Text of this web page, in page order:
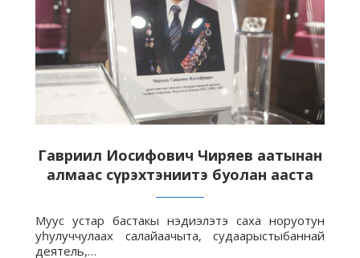
Гавриил Иосифович Чиряев аатынан
алмаас сүрэхтэниитэ буолан ааста
Муус устар бастакы нэдиэлэтэ саха норуотун
уһулуччулаах салайаачыта, судаарыстыбаннай
деятель,…